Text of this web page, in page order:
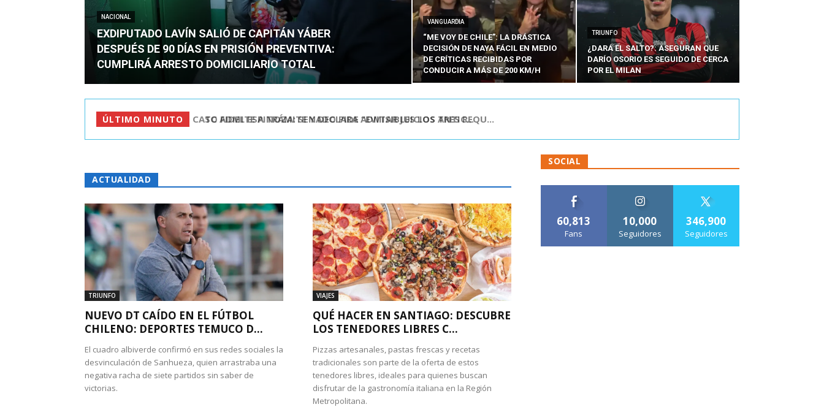
NACIONAL
EXDIPUTADO LAVÍN SALIÓ DE CAPITÁN YÁBER
DESPUÉS DE 90 DÍAS EN PRISIÓN PREVENTIVA:
CUMPLIRÁ ARRESTO DOMICILIARIO TOTAL
VANGUARDIA
“ME VOY DE CHILE”: LA DRÁSTICA
DECISIÓN DE NAYA FÁCIL EN MEDIO
DE CRÍTICAS RECIBIDAS POR
CONDUCIR A MÁS DE 200 KM/H
TRIUNFO
¿DARÁ EL SALTO?: ASEGURAN QUE
DARÍO OSORIO ES SEGUIDO DE CERCA
POR EL MILAN
ÚLTIMO MINUTO TC ADMITE A TRÁMITE Y DECLARA ADMISIBLES LOS TRES REQU...
ACTUALIDAD
TRIUNFO
NUEVO DT CAÍDO EN EL FÚTBOL
CHILENO: DEPORTES TEMUCO D...
El cuadro albiverde confirmó en sus redes sociales la
desvinculación de Sanhueza, quien arrastraba una
negativa racha de siete partidos sin saber de
victorias.
VIAJES
QUÉ HACER EN SANTIAGO: DESCUBRE
LOS TENEDORES LIBRES C...
Pizzas artesanales, pastas frescas y recetas
tradicionales son parte de la oferta de estos
tenedores libres, ideales para quienes buscan
disfrutar de la gastronomía italiana en la Región
Metropolitana.
SOCIAL
60,813
Fans
10,000
Seguidores
346,900
Seguidores